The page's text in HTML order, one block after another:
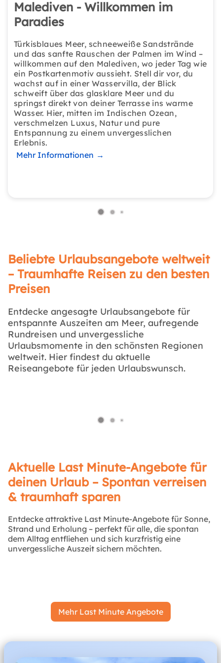
Malediven - Willkommen im
Paradies
Türkisblaues Meer, schneeweiße Sandstrände
und das sanfte Rauschen der Palmen im Wind –
willkommen auf den Malediven, wo jeder Tag wie
ein Postkartenmotiv aussieht. Stell dir vor, du
wachst auf in einer Wasservilla, der Blick
schweift über das glasklare Meer und du
springst direkt von deiner Terrasse ins warme
Wasser. Hier, mitten im Indischen Ozean,
verschmelzen Luxus, Natur und pure
Entspannung zu einem unvergesslichen
Erlebnis.
Mehr Informationen →
Beliebte Urlaubsangebote weltweit
– Traumhafte Reisen zu den besten
Preisen
Entdecke angesagte Urlaubsangebote für
entspannte Auszeiten am Meer, aufregende
Rundreisen und unvergessliche
Urlaubsmomente in den schönsten Regionen
weltweit. Hier findest du aktuelle
Reiseangebote für jeden Urlaubswunsch.
Aktuelle Last Minute-Angebote für
deinen Urlaub – Spontan verreisen
& traumhaft sparen
Entdecke attraktive Last Minute-Angebote für Sonne,
Strand und Erholung – perfekt für alle, die spontan
dem Alltag entfliehen und sich kurzfristig eine
unvergessliche Auszeit sichern möchten.
Mehr Last Minute Angebote